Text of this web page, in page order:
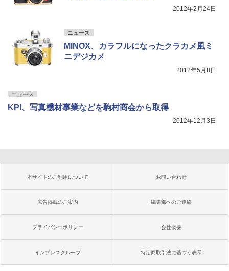
2012年2月24日
ニュース
MINOX、カラフルになったクラカメ風ミ
ニデジカメ
2012年5月8日
ニュース
KPI、写真機材事業などを駒村商会から取得
2012年12月3日
本サイトのご利用について お問い合わせ
広告掲載のご案内 編集部へのご連絡
プライバシーポリシー 会社概要
インプレスグループ 特定商取引法に基づく表示